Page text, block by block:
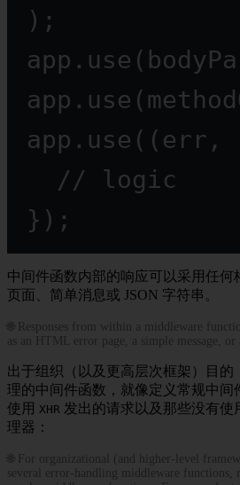
);
app. use
app. use (
app. use (( err ,
// logic
});
中间件函数内部的响应可以采用任何
页面、简单消息或 JSON 字符串。
🌐 Responses from within a middleware
as an HTML error page, a simple message, or
出于组织（以及更高层次框架）目的
理的中间件函数，就像定义常规中间
使用 XHR 发出的请求以及那些没有使
理器：
🌐 For organizational (and higher-level
several error-handling middleware functions,